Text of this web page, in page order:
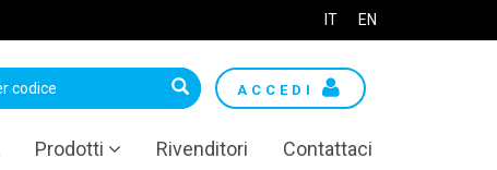
IT EN
ACCEDI
Prodotti Rivenditori Contattaci